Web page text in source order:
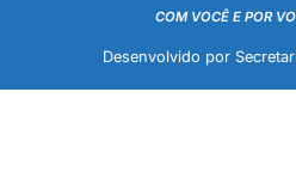
COM VOCÊ E POR
Desenvolvido por